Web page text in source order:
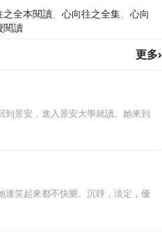
之全本閱讀、 心向往之全集、 心向
閱讀
更多›
到景安，進入景安大學就讀。她來到
連笑起來都不快樂。沉靜，淡定，優